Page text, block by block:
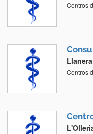
Centros
Centros